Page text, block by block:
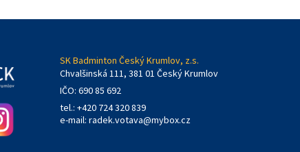
SK Badminton Český Krumlov, z.s.
Chvalšinská 111, 381 01 Český Krumlov
IČO: 690 85 692
tel.: +420 724 320 839
e-mail: radek.votava@mybox.cz